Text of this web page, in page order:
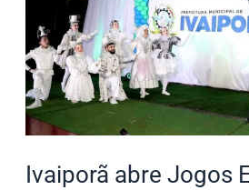
Ivaiporã abre Jogos
festa,
emoção
e
ginásio